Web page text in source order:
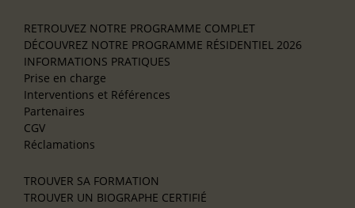
RETROUVEZ NOTRE PROGRAMME COMPLET
DÉCOUVREZ NOTRE PROGRAMME RÉSIDENTIEL 2026
INFORMATIONS PRATIQUES
Prise en charge
Interventions et Références
Partenaires
CGV
Réclamations
TROUVER SA FORMATION
TROUVER UN BIOGRAPHE CERTIFIÉ